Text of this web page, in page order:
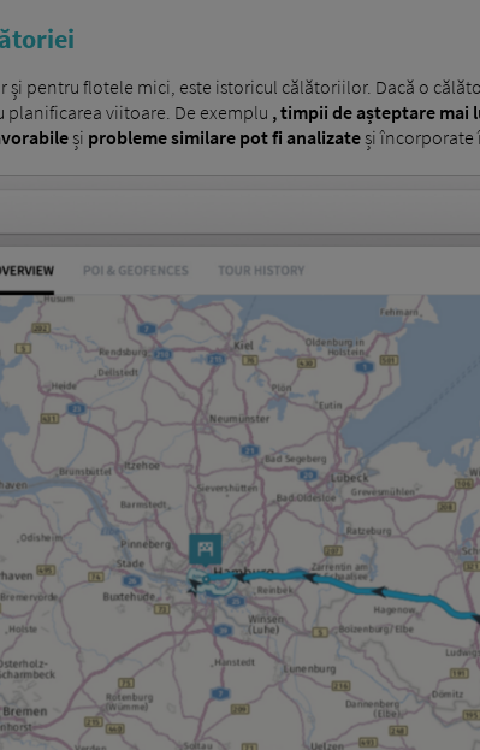
și pentru flotele mici, este istoricul călătoriilor. Dacă o
viitoare. De exemplu , timpii de așteptare mai
și probleme similare pot fi analizateși încorporate